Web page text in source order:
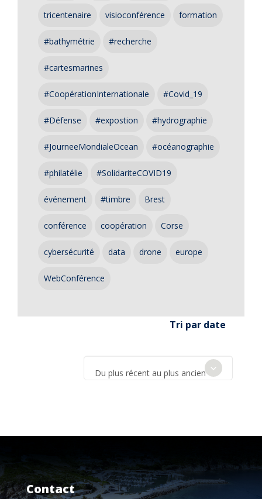
tricentenaire visioconférence formation
#bathymétrie #recherche
#cartesmarines
#CoopérationInternationale #Covid_19
#Défense #expostion #hydrographie
#JourneeMondialeOcean #océanographie
#philatélie #SolidariteCOVID19
événement #timbre Brest
conférence coopération Corse
cybersécurité data drone europe
WebConférence
Tri par date
Du plus récent au plus ancien
Contact